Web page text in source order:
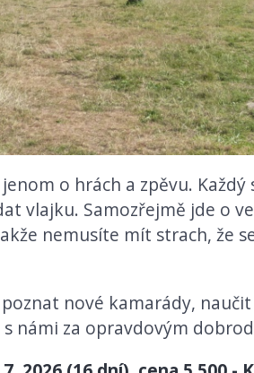
o hrách a zpěvu.
vlajku. Samozřejmě jde o
nemusíte mít strach, že
nové kamarády,
námi za opravdovým